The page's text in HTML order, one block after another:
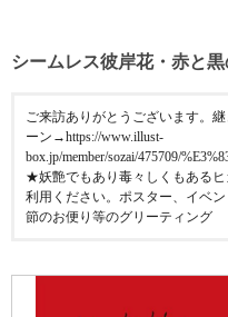
シームレス彼岸花・赤と黒
ご来訪ありがとうございます。
ーン→https://www.illust-
box.jp/member/sozai/475709/
★妖艶でもあり毒々しくもある
利用ください。ポスター、イベ
節のお便り等のグリーティング